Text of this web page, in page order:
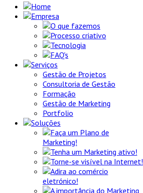
Home
Empresa
O que fazemos
Processo criativo
Tecnologia
FAQ's
Serviços
Gestão de Projetos
Consultoria de Gestão
Formação
Gestão de Marketing
Portfolio
Soluções
Faça um Plano de
Marketing!
Tenha um Marketing ativo!
Torne-se visível na Internet!
Adira ao comércio
eletrónico!
A importância do Marketing